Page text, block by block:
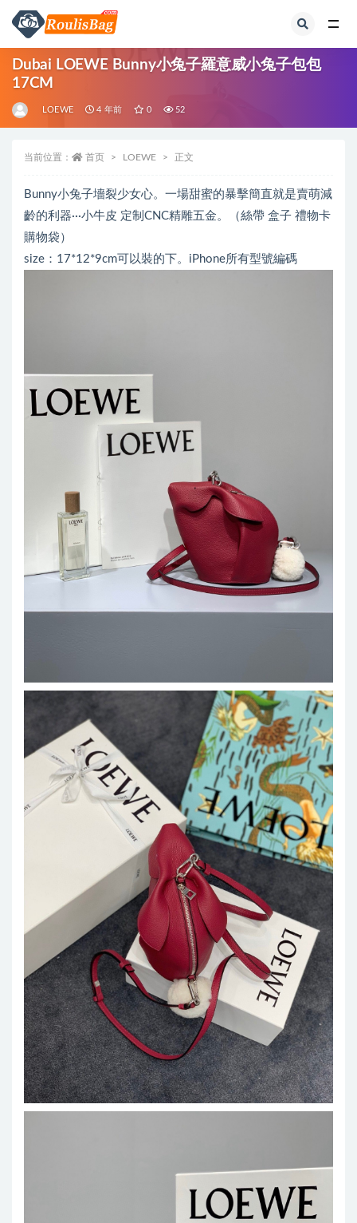
Dubai LOEWE Bunny小兔子羅意威小兔子包包
17CM
LOEWE 4 年前 0 52
当前位置： 首页 LOEWE 正文
Bunny小兔子墻裂少女心。一場甜蜜的暴擊簡直就是賣萌減
齡的利器···小牛皮 定制CNC精雕五金。（絲帶 盒子 禮物卡
購物袋）
size：17*12*9cm可以裝的下。iPhone所有型號編碼